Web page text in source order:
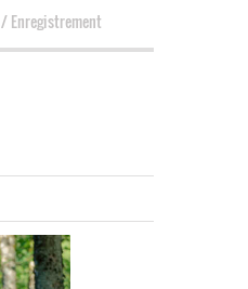
/Enregistrement